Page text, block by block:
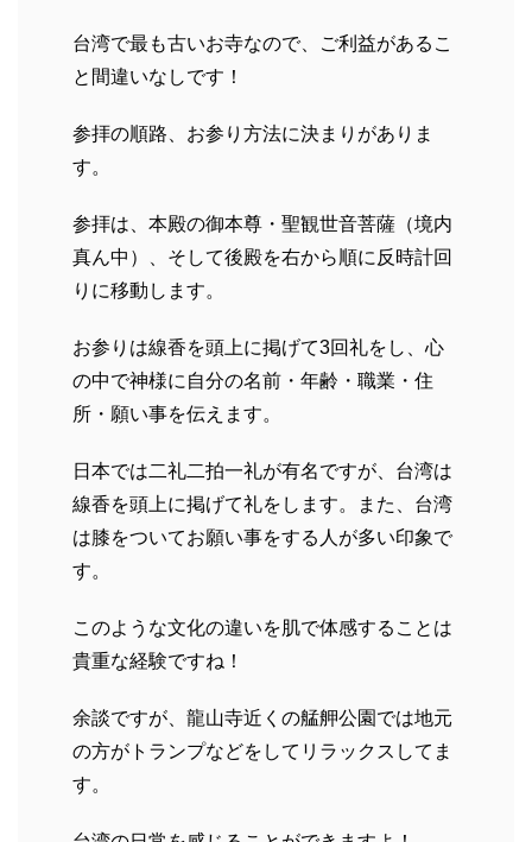
台湾で最も古いお寺なので、ご利益があるこ
と間違いなしです！
参拝の順路、お参り方法に決まりがありま
す。
参拝は、本殿の御本尊・聖観世音菩薩（境内
真ん中）、そして後殿を右から順に反時計回
りに移動します。
お参りは線香を頭上に掲げて3回礼をし、心
の中で神様に自分の名前・年齢・職業・住
所・願い事を伝えます。
日本では二礼二拍一礼が有名ですが、台湾は
線香を頭上に掲げて礼をします。また、 台湾
は膝をついてお願い事をする人が多い印象で
す。
このような文化の違いを肌で体感することは
貴重な経験ですね！
余談ですが、龍山寺近くの艋舺公園では地元
の方がトランプなどをしてリラックスしてま
す。